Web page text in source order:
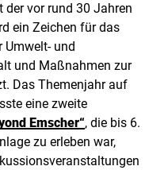
der vor rund 30 Jahren
ein Zeichen für das
Umwelt- und
und Maßnahmen zur
Das Themenjahr auf
eine zweite
Emscher“, die bis 6.
zu erleben war,